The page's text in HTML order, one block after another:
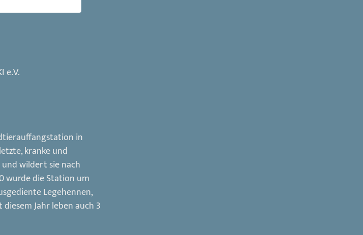
e.V.
in
kranke und
wildert sie nach
wurde die Station um
Legehennen,
Jahr leben auch 3